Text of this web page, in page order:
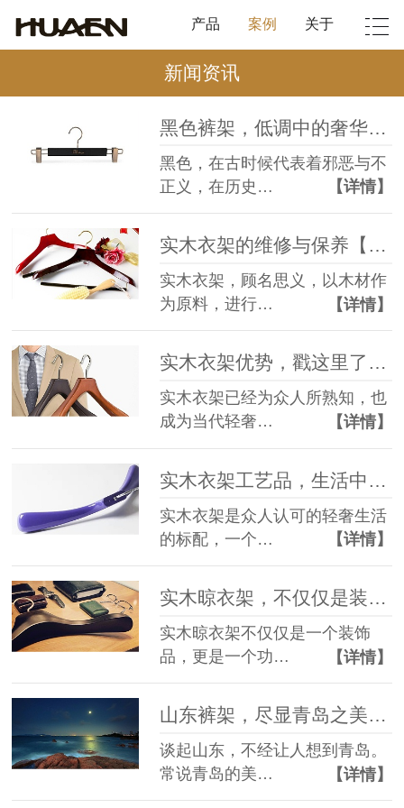
产品 案例 关于
新闻资讯
黑色裤架，低调中的奢华【华恩】
黑色，在古时候代表着邪恶与不
正义，在历史…
【详情】
实木衣架的维修与保养【华恩】
实木衣架，顾名思义，以木材作
为原料，进行…
【详情】
实木衣架优势，戳这里了解【华恩】
实木衣架已经为众人所熟知，也
成为当代轻奢…
【详情】
实木衣架工艺品，生活中的艺术【华恩】
实木衣架是众人认可的轻奢生活
的标配，一个…
【详情】
实木晾衣架，不仅仅是装饰品更是功能性的产品【华恩】
实木晾衣架不仅仅是一个装饰
品，更是一个功…
【详情】
山东裤架，尽显青岛之美【华恩】
谈起山东，不经让人想到青岛。
常说青岛的美…
【详情】